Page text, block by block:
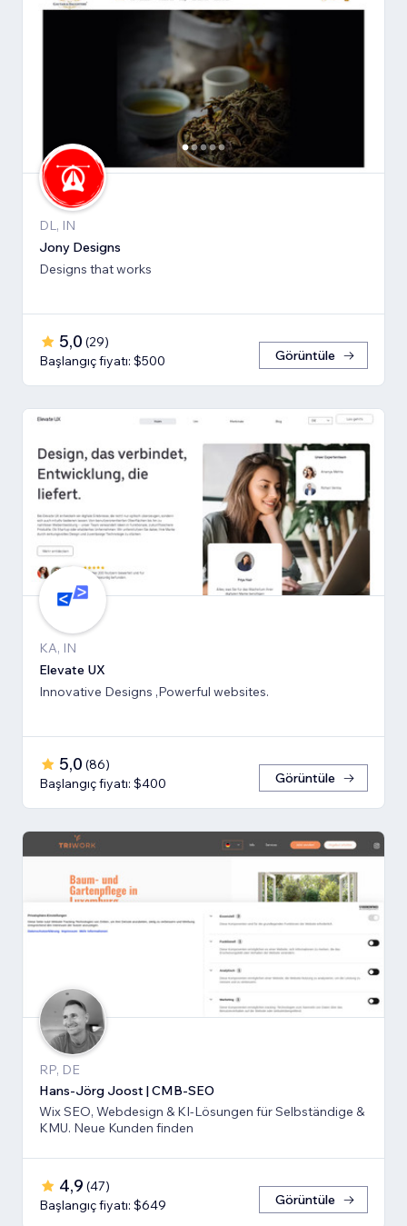
DL, IN
Jony Designs
Designs that works
5,0 (29)
Başlangıç fiyatı: $500
Görüntüle
KA, IN
Elevate UX
Innovative Designs ,Powerful websites.
5,0 (86)
Başlangıç fiyatı: $400
Görüntüle
RP, DE
Hans-Jörg Joost | CMB-SEO
Wix SEO, Webdesign & KI-Lösungen für Selbständige &
KMU. Neue Kunden finden
4,9 (47)
Başlangıç fiyatı: $649
Görüntüle